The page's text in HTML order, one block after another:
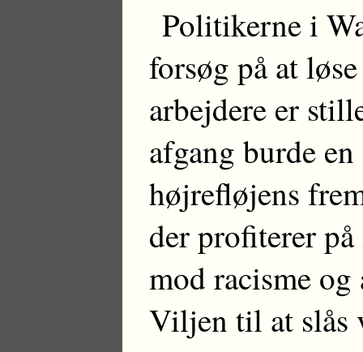
Politikerne i
forsøg på at
arbejdere er
afgang burde
højrefløjens
der profiterer
mod racisme
Viljen til at slås